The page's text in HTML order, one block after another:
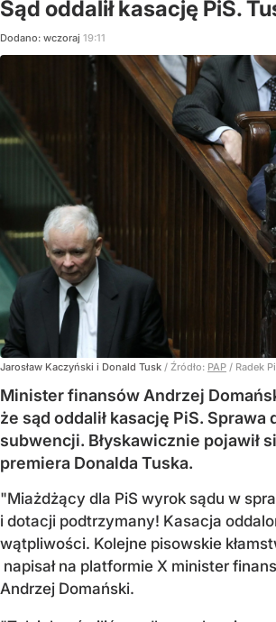
Sąd oddalił kasację PiS.
Dodano: wczoraj 19:11
Jarosław Kaczyński i Donald Tusk / Źródło: PAP / Radek
Minister finansów Andrzej
że sąd oddalił kasację PiS. Sprawa
subwencji. Błyskawicznie pojawił
premiera Donalda Tuska.
"Miażdżący dla PiS wyrok sądu w
i dotacji podtrzymany! Kasacja
wątpliwości. Kolejne pisowskie
napisał na platformie X minister
Andrzej Domański.